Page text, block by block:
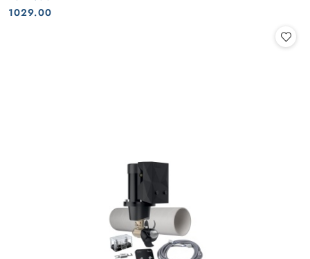
Cena:
Cena:
1029.00